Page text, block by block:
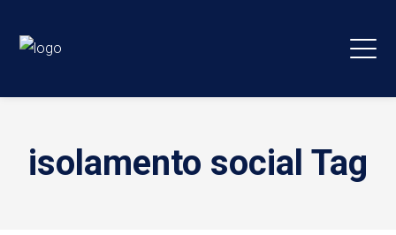
isolamento social Tag